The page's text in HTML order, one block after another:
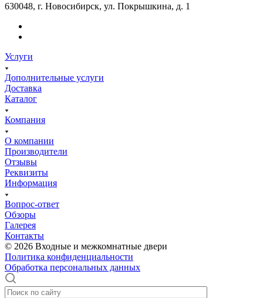
630048, г. Новосибирск, ул. Покрышкина, д. 1
Услуги
Дополнительные услуги
Доставка
Каталог
Компания
О компании
Производители
Отзывы
Реквизиты
Информация
Вопрос-ответ
Обзоры
Галерея
Контакты
© 2026 Входные и межкомнатные двери
Политика конфиденциальности
Обработка персональных данных